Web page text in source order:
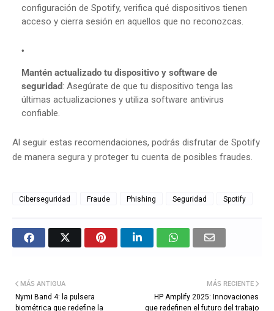
configuración de Spotify, verifica qué dispositivos tienen
acceso y cierra sesión en aquellos que no reconozcas.
Mantén actualizado tu dispositivo y software de
seguridad: Asegúrate de que tu dispositivo tenga las
últimas actualizaciones y utiliza software antivirus
confiable.
Al seguir estas recomendaciones, podrás disfrutar de Spotify
de manera segura y proteger tu cuenta de posibles fraudes.
Ciberseguridad Fraude Phishing Seguridad Spotify
MÁS RECIENTE
HP Amplify 2025: Innovaciones
que redefinen el futuro del trabajo
MÁS ANTIGUA
Nymi Band 4: la pulsera
biométrica que redefine la